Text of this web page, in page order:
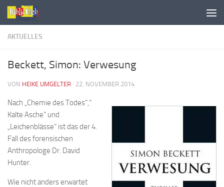
AKTUELLES
Beckett, Simon: Verwesung
VON HEIKE UMGELTER · 22. NOVEMBER 2014
Nach „Chemie des Todes“,“
Kalte Asche“ und
„Leichenblässe“ ist das der 4.
Fall des forensischen
Anthropologe Dr. David
Hunter.
Wie nicht anders erwartet